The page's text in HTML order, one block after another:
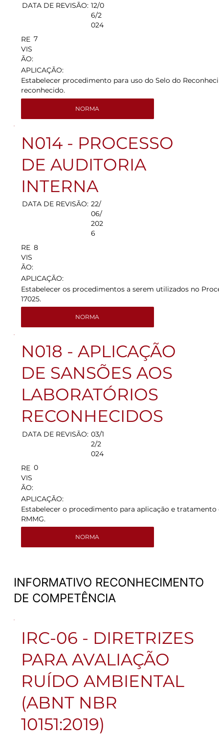
RE
VIS
ÃO:
7
DATA DE REVISÃO: 12/0
6/2
024
APLICAÇÃO:
Estabelecer procedimento para uso do Selo do
reconhecido.
NORMA
N014 - PROCESSO
DE AUDITORIA
INTERNA
RE
VIS
ÃO:
8
DATA DE REVISÃO: 22/
06/
202
6
APLICAÇÃO:
Estabelecer os procedimentos a serem utilizados no
17025.
NORMA
N018 - APLICAÇÃO
DE SANSÕES AOS
LABORATÓRIOS
RECONHECIDOS
RE
VIS
ÃO:
0
DATA DE REVISÃO: 03/1
2/2
024
APLICAÇÃO:
Estabelecer o procedimento para aplicação e
RMMG.
NORMA
INFORMATIVO RECONHECIMENTO
DE COMPETÊNCIA
IRC-06 - DIRETRIZES
PARA AVALIAÇÃO
RUÍDO AMBIENTAL
(ABNT NBR
10151:2019)